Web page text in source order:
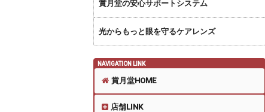
賞月堂の安心サポートシステム
光からもっと眼を守るケアレンズ
NAVIGATION LINK
賞月堂HOME
店舗LINK